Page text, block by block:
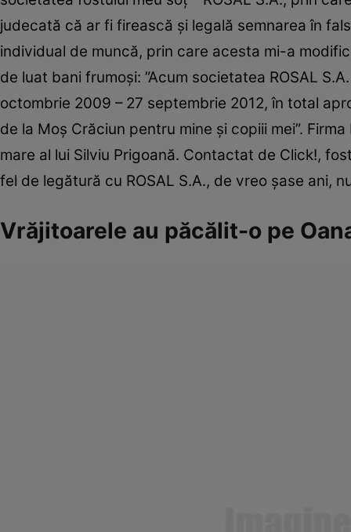
judecată că ar fi firească şi legală semnarea în
individual de muncă, prin care acesta mi-a
de luat bani frumoşi: ”Acum societatea ROSAL
octombrie 2009 – 27 septembrie 2012, în total
de la Moş Crăciun pentru mine şi copiii mei”.
mare al lui Silviu Prigoană. Contactat de Click!,
fel de legătură cu ROSAL S.A., de vreo şase ani,
Vrăjitoarele au păcălit-o pe